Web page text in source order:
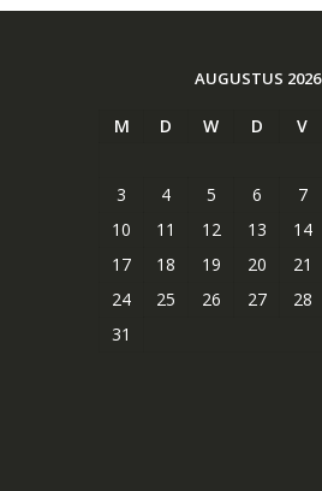
AUGUSTUS 2026
M D W D V
3
4 5 6 7
10
11 12 13 14
17
18 19 20 21
24
25 26 27 28
31